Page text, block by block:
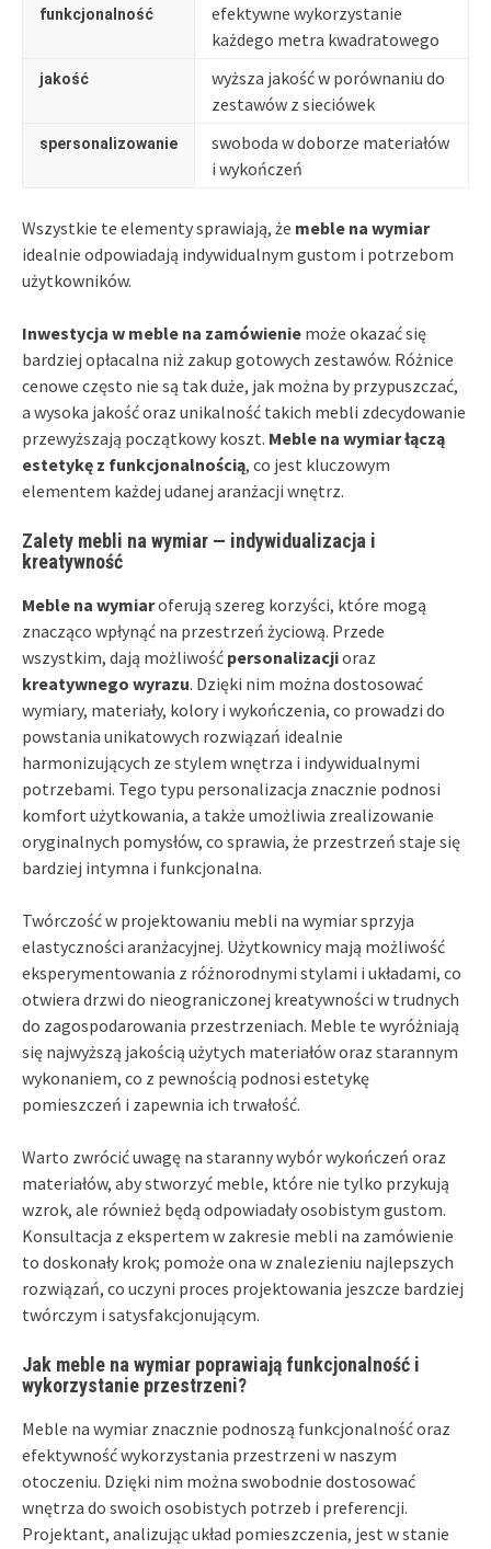
funkcjonalność
efektywne wykorzystanie
każdego metra kwadratowego
jakość
wyższa jakość w porównaniu do
zestawów z sieciówek
spersonalizowanie
swoboda w doborze materiałów
i wykończeń
Wszystkie te elementy sprawiają, że meble na wymiar
idealnie odpowiadają indywidualnym gustom i potrzebom
użytkowników.
Inwestycja w meble na zamówienie może okazać się
bardziej opłacalna niż zakup gotowych zestawów. Różnice
cenowe często nie są tak duże, jak można by przypuszczać,
a wysoka jakość oraz unikalność takich mebli zdecydowanie
przewyższają początkowy koszt. Meble na wymiar łączą
estetykę z funkcjonalnością, co jest kluczowym
elementem każdej udanej aranżacji wnętrz.
Zalety mebli na wymiar — indywidualizacja i
kreatywność
Meble na wymiaroferują szereg korzyści, które mogą
znacząco wpłynąć na przestrzeń życiową. Przede
wszystkim, dają możliwość personalizacjioraz
kreatywnego wyrazu. Dzięki nim można dostosować
wymiary, materiały, kolory i wykończenia, co prowadzi do
powstania unikatowych rozwiązań idealnie
harmonizujących ze stylem wnętrza i indywidualnymi
potrzebami. Tego typu personalizacja znacznie podnosi
komfort użytkowania, a także umożliwia zrealizowanie
oryginalnych pomysłów, co sprawia, że przestrzeń staje się
bardziej intymna i funkcjonalna.
Twórczość w projektowaniu mebli na wymiar sprzyja
elastyczności aranżacyjnej. Użytkownicy mają możliwość
eksperymentowania z różnorodnymi stylami i układami, co
otwiera drzwi do nieograniczonej kreatywności w trudnych
do zagospodarowania przestrzeniach. Meble te wyróżniają
się najwyższą jakością użytych materiałów oraz starannym
wykonaniem, co z pewnością podnosi estetykę
pomieszczeń i zapewnia ich trwałość.
Warto zwrócić uwagę na staranny wybór wykończeń oraz
materiałów, aby stworzyć meble, które nie tylko przykują
wzrok, ale również będą odpowiadały osobistym gustom.
Konsultacja z ekspertem w zakresie mebli na zamówienie
to doskonały krok; pomoże ona w znalezieniu najlepszych
rozwiązań, co uczyni proces projektowania jeszcze bardziej
twórczym i satysfakcjonującym.
Jak meble na wymiar poprawiają funkcjonalność i
wykorzystanie przestrzeni?
Meble na wymiar znacznie podnoszą funkcjonalność oraz
efektywność wykorzystania przestrzeni w naszym
otoczeniu. Dzięki nim można swobodnie dostosować
wnętrza do swoich osobistych potrzeb i preferencji.
Projektant, analizując układ pomieszczenia, jest w stanie